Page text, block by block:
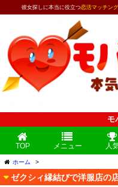
彼女探しに本当に役立つ恋活マッチングアプリ
モ
TOP メニュー 人
ホーム >
ゼクシィ縁結びで洋服店の